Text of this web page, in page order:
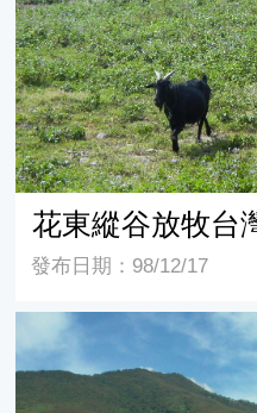
花東縱谷放牧台
發布日期：98/12/17
花東縱谷放牧台灣山羊的牧